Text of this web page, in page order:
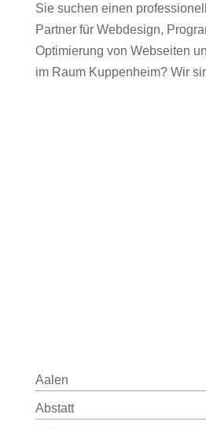
Sie suchen einen
Partner für Webdesign,
Optimierung von Webseiten
im Raum Kuppenheim? Wir
Aalen
Abstatt